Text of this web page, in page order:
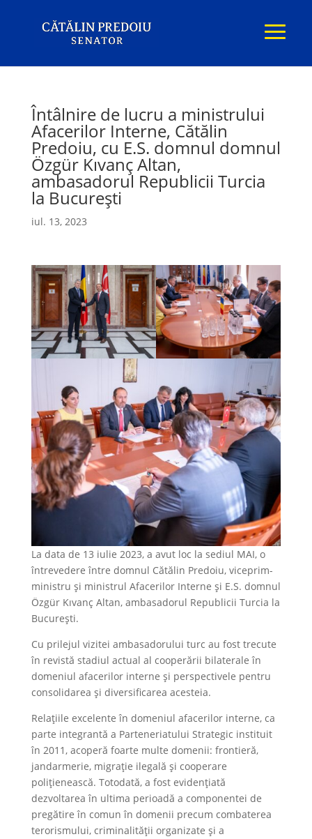
Întâlnire de lucru a ministrului
Afacerilor Interne, Cătălin
Predoiu, cu E.S. domnul domnul
Özgür Kıvanç Altan,
ambasadorul Republicii Turcia
la București
iul. 13, 2023
La data de 13 iulie 2023, a avut loc la sediul MAI, o
întrevedere între domnul Cătălin Predoiu, viceprim-
ministru și ministrul Afacerilor Interne și E.S. domnul
Özgür Kıvanç Altan, ambasadorul Republicii Turcia la
București.
Cu prilejul vizitei ambasadorului turc au fost trecute
în revistă stadiul actual al cooperării bilaterale în
domeniul afacerilor interne și perspectivele pentru
consolidarea și diversificarea acesteia.
Relațiile excelente în domeniul afacerilor interne, ca
parte integrantă a Parteneriatului Strategic instituit
în 2011, acoperă foarte multe domenii: frontieră,
jandarmerie, migrație ilegală și cooperare
polițienească. Totodată, a fost evidențiată
dezvoltarea în ultima perioadă a componentei de
pregătire în comun în domenii precum combaterea
terorismului, criminalității organizate și a